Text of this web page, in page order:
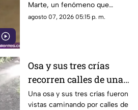
Marte, un fenómeno que
puede extenderse por miles de
agosto 07, 2026 05:15 p. m.
Osa y sus tres crías
recorren calles de una
ciudad en Rusia
Una osa y sus tres crías fueron
vistas caminando por calles de